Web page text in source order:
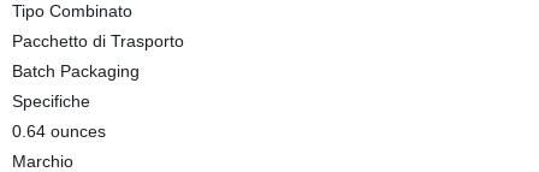
Tipo Combinato
Pacchetto di Trasporto
Batch Packaging
Specifiche
0.64 ounces
Marchio